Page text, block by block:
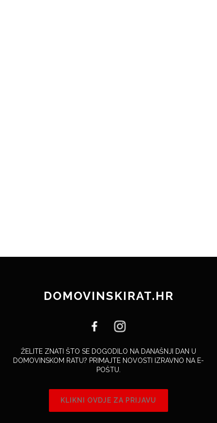
DOMOVINSKIRAT.HR
ŽELITE ZNATI ŠTO SE DOGODILO NA DANAŠNJI DAN U
DOMOVINSKOM RATU? PRIMAJTE NOVOSTI IZRAVNO NA E-
POŠTU.
KLIKNI OVDJE ZA PRIJAVU